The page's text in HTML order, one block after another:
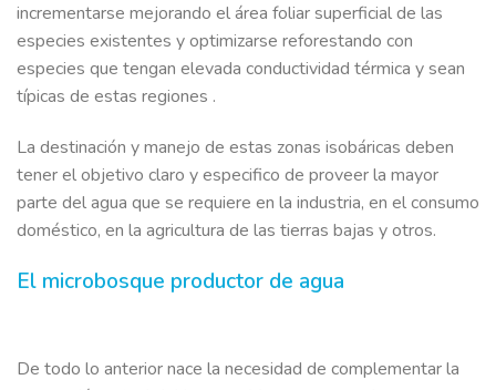
incrementarse mejorando el área foliar superficial de las
especies existentes y optimizarse reforestando con
especies que tengan elevada conductividad térmica y sean
típicas de estas regiones .
La destinación y manejo de estas zonas isobáricas deben
tener el objetivo claro y especifico de proveer la mayor
parte del agua que se requiere en la industria, en el consumo
doméstico, en la agricultura de las tierras bajas y otros.
El microbosque productor de agua
De todo lo anterior nace la necesidad de complementar la